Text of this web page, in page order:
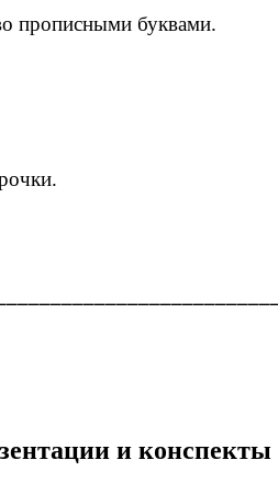
прописными буквами.
и конспекты